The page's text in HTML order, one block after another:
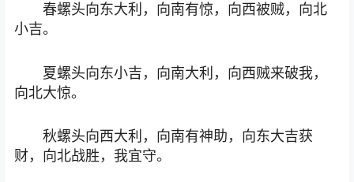
春螺头向东大利，向南有惊，向西被贼，向北
小吉。
夏螺头向东小吉，向南大利，向西贼来破我，
向北大惊。
秋螺头向西大利，向南有神助，向东大吉获
财，向北战胜，我宜守。